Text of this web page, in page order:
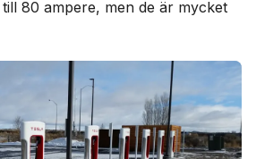
80 ampere, men de är mycket